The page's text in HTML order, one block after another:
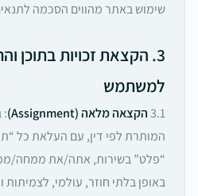
שימוש באתר מהווים הסכמה
3. הקצאת זכויות בתוכן
למשתמש
3.1הקצאה מלאה (Assignment)
:
המותרת לפי דין, עם העלאת כל
“פלט” בשירות, אתה/את ממחה/
באופן בלתי חוזר, עולמי,